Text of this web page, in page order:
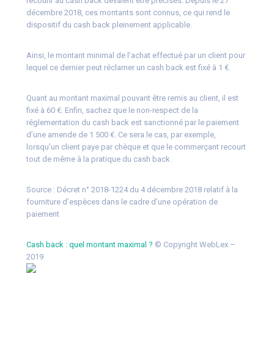
décembre 2018, ces montants sont connus, ce qui rend le
dispositif du cash back pleinement applicable.
Ainsi, le montant minimal de l’achat effectué par un client pour
lequel ce dernier peut réclamer un cash back est fixé à 1 €.
Quant au montant maximal pouvant être remis au client, il est
fixé à 60 €. Enfin, sachez que le non-respect de la
réglementation du cash back est sanctionné par le paiement
d’une amende de 1 500 €. Ce sera le cas, par exemple,
lorsqu’un client paye par chèque et que le commerçant recourt
tout de même à la pratique du cash back.
Source : Décret n° 2018-1224 du 4 décembre 2018 relatif à la
fourniture d’espèces dans le cadre d’une opération de
paiement
Cash back : quel montant maximal ? © Copyright WebLex –
2019